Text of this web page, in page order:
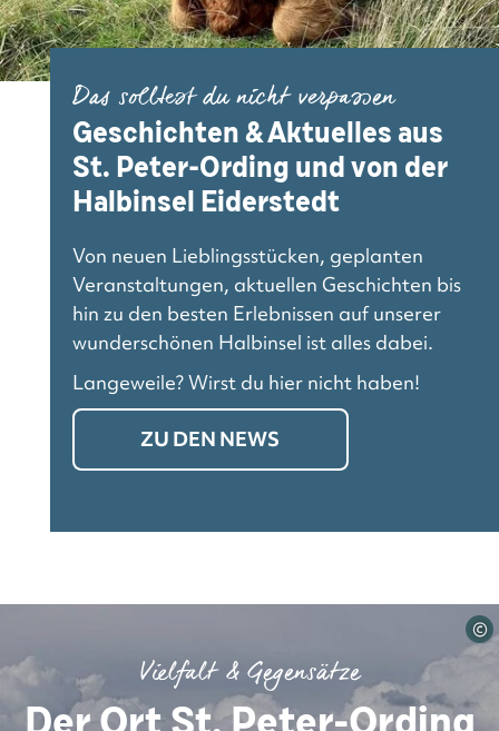
Das solltest du nicht verpassen
Geschichten & Aktuelles aus
St. Peter-Ording und von der
Halbinsel Eiderstedt
Von neuen Lieblingsstücken, geplanten
Veranstaltungen, aktuellen Geschichten bis
hin zu den besten Erlebnissen auf unserer
wunderschönen Halbinsel ist alles dabei.
Langeweile? Wirst du hier nicht haben!
ZU DEN NEWS
©
Vielfalt & Gegensätze